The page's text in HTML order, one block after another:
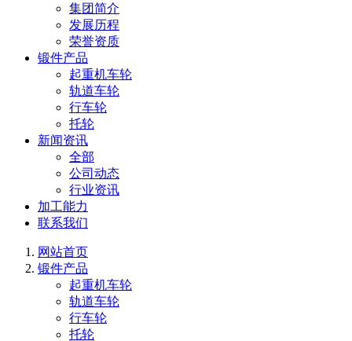
集团简介
发展历程
荣誉资质
锻件产品
起重机车轮
轨道车轮
行车轮
托轮
新闻资讯
全部
公司动态
行业资讯
加工能力
联系我们
网站首页
锻件产品
起重机车轮
轨道车轮
行车轮
托轮